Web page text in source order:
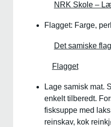
NRK Skole –
Flagget: Farge,
Det samiske
Flagget
Lage samisk mat.
enkelt tilberedt.
fisksuppe med
reinskav, kok